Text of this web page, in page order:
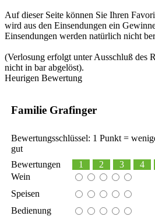
Auf dieser Seite können Sie Ihren
wird aus den Einsendungen ein
Einsendungen werden natürlich nicht
(Verlosung erfolgt unter Ausschluß des
nicht in bar abgelöst).
Heurigen Bewertung
Familie Grafinger
Bewertungsschlüssel: 1 Punkt =
gut
Bewertungen
1 2 3 4
Wein
Speisen
Bedienung